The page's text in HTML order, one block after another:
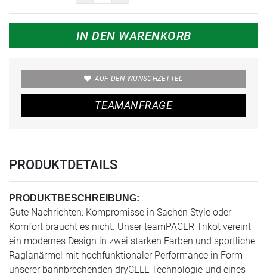
IN DEN WARENKORB
AUF DEN WUNSCHZETTEL
TEAMANFRAGE
PRODUKTDETAILS
PRODUKTBESCHREIBUNG:
Gute Nachrichten: Kompromisse in Sachen Style oder
Komfort braucht es nicht. Unser teamPACER Trikot vereint
ein modernes Design in zwei starken Farben und sportliche
Raglanärmel mit hochfunktionaler Performance in Form
unserer bahnbrechenden dryCELL Technologie und eines